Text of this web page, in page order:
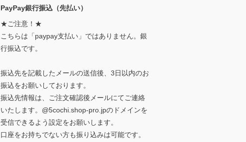
PayPay銀行振込（先払い）
★ご注意！★
こちらは「paypay支払い」ではありません。銀
行振込です。
振込先を記載したメールの送信後、3日以内のお
振込をお願いしております。
振込先情報は、ご注文確認後メールにてご連絡
いたします。@5cochi.shop-pro.jpのドメインを
受信できるよう設定をお願いします。
口座をお持ちでない方も振り込みは可能です。